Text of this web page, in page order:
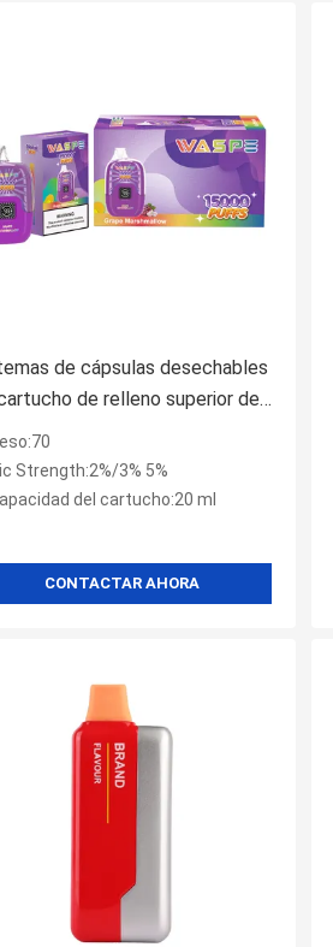
de cápsulas desechables
de relleno superior de
con batería de 650 mAh para
Strength:2%/3% 5%
del cartucho:20 ml
CONTACTAR AHORA